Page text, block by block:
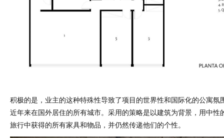
积极的是，业主的这种特殊性导致了项目的世界性和国际化的公寓氛
近年来在国外居住的所有城市。采用的策略是以建筑为背景，用中性
旅行中获得的所有家具和物品，并仍然传递他们的个性。